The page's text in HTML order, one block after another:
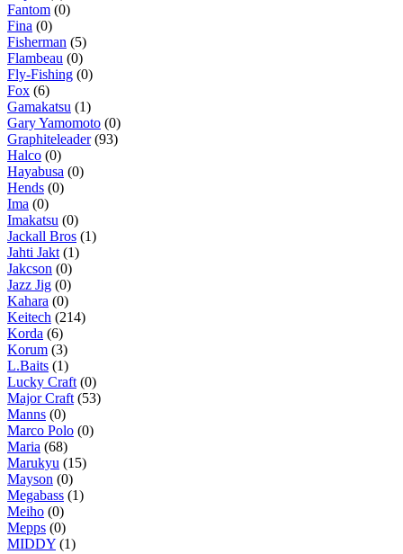
Fantom (0)
Fina (0)
Fisherman (5)
Flambeau (0)
Fly-Fishing (0)
Fox (6)
Gamakatsu (1)
Gary Yamomoto (0)
Graphiteleader(93)
Halco (0)
Hayabusa (0)
Hends (0)
Ima (0)
Imakatsu (0)
Jackall Bros (1)
Jahti Jakt (1)
Jakcson (0)
Jazz Jig (0)
Kahara (0)
Keitech (214)
Korda (6)
Korum (3)
L.Baits (1)
Lucky Craft (0)
Major Craft (53)
Manns (0)
Marco Polo (0)
Maria (68)
Marukyu (15)
Mayson (0)
Megabass (1)
Meiho (0)
Mepps (0)
MIDDY (1)